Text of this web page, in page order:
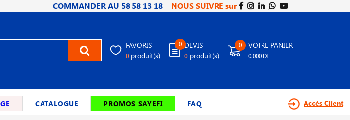
COMMANDER AU 58 58 13 18 NOUS SUIVRE sur
FAVORIS
0 produit(s)
0 DEVIS
0 produit(s)
0 VOTRE PANIER
0.000 DT
CATALOGUE PROMOS SAYEFI FAQ Accès Client